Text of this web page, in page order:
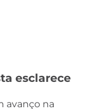
esclarece
avanço na